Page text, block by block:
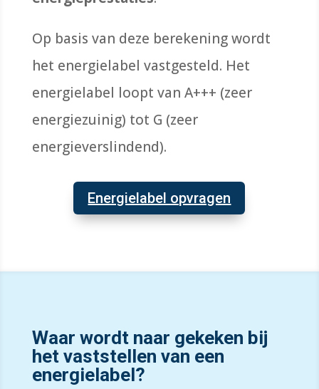
Op basis van deze berekening wordt
het energielabel vastgesteld. Het
energielabel loopt van A+++ (zeer
energiezuinig) tot G (zeer
energieverslindend).
Energielabel opvragen
Waar wordt naar gekeken bij
het vaststellen van een
energielabel?